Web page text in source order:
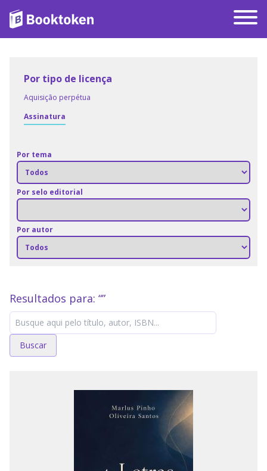
Por tipo de licença
Aquisição perpétua
Assinatura
Por tema
Por selo editorial
Por autor
Resultados para: “”
Buscar